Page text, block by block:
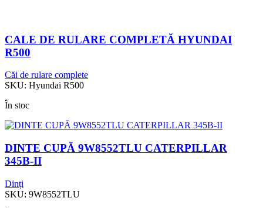
CALE DE RULARE COMPLETĂ HYUNDAI
R500
Căi de rulare complete
SKU: Hyundai R500
În stoc
DINTE CUPĂ 9W8552TLU CATERPILLAR
345B-II
Dinți
SKU: 9W8552TLU